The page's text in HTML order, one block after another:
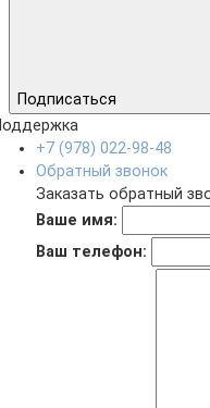
Подписаться
+7 (978) 022-98-48
Обратный звонок
Заказать обратный
Ваше имя:
Ваш телефон: